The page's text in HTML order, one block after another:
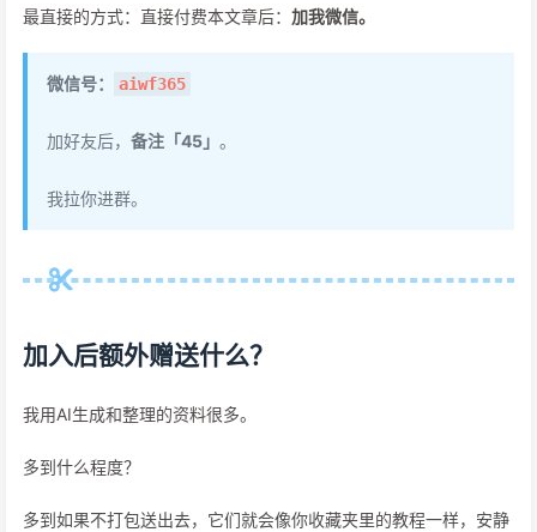
最直接的方式：直接付费本文章后： 加我微信。
微信号： aiwf365
加好友后， 备注「45」 。
我拉你进群。
加入后额外赠送什么？
我用AI生成和整理的资料很多。
多到什么程度？
多到如果不打包送出去，它们就会像你收藏夹里的教程一样，安静